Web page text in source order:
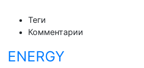
Теги
Комментарии
ENERGY